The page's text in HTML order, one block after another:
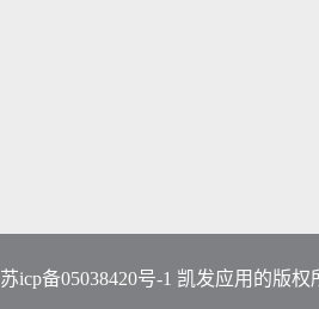
苏icp备05038420号-1 凯发应用的版